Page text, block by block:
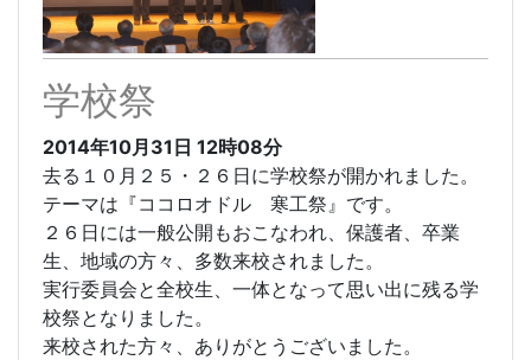
学校祭
2014年10月31日 12時08分
去る１０月２５・２６日に学校祭が開かれました。
テーマは『ココロオドル 寒工祭』です。
２６日には一般公開もおこなわれ、保護者、卒業
生、地域の方々、多数来校されました。
実行委員会と全校生、一体となって思い出に残る学
校祭となりました。
来校された方々、ありがとうございました。